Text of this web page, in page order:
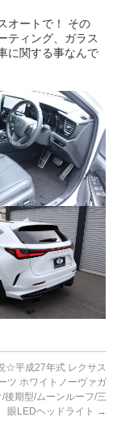
オートで！ その
ティング、ガラス
に関する事なんで
☆平成27年式 レクサス
ツ ホワイトノーヴァガ
後期型/ムーンルーフ/三
眼LEDヘッドライト →